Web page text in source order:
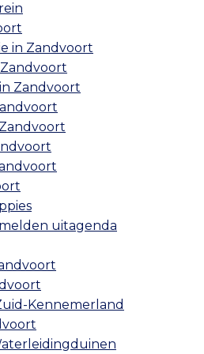
in Zandvoort
Zandvoort
uitagenda
Kennemerland